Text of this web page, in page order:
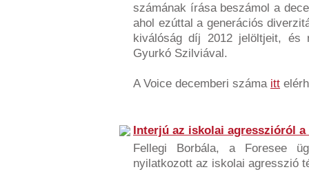
számának írása beszámol a
ahol ezúttal a generációs
kiválóság díj 2012 jelöltjeit,
Gyurkó Szilviával.
A Voice decemberi száma itt
Interjú az iskolai agresszióról
Fellegi Borbála, a Foresee
nyilatkozott az iskolai agresszió